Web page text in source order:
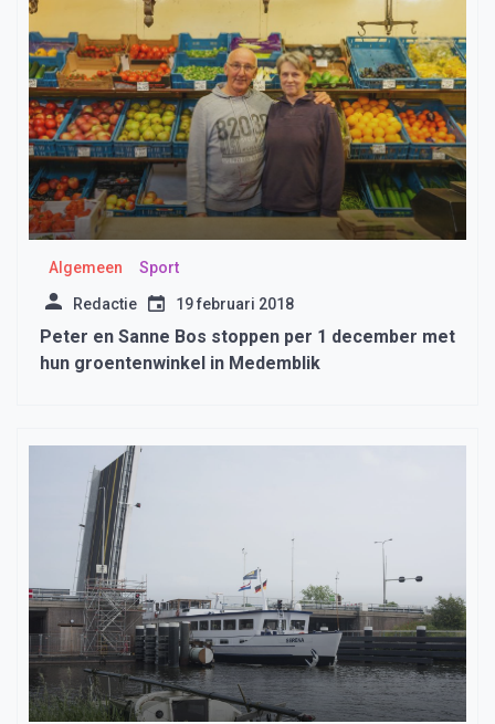
Algemeen Sport
Redactie 19 februari 2018
Peter en Sanne Bos stoppen per 1 december met
hun groentenwinkel in Medemblik